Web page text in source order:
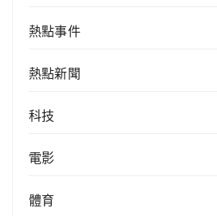
熱點事件
熱點新聞
科技
電影
體育